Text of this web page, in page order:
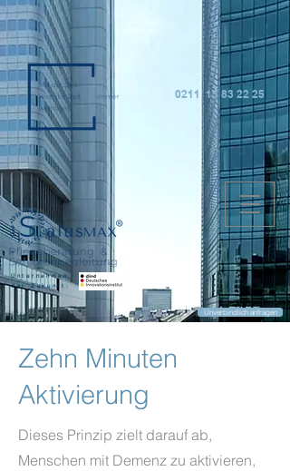
0211 15 83 22 25
Unternehmen
der Zukunft:
Unverbindlich anfragen
Zehn Minuten
Aktivierung
Dieses Prinzip zielt darauf ab,
Menschen mit Demenz zu aktivieren,